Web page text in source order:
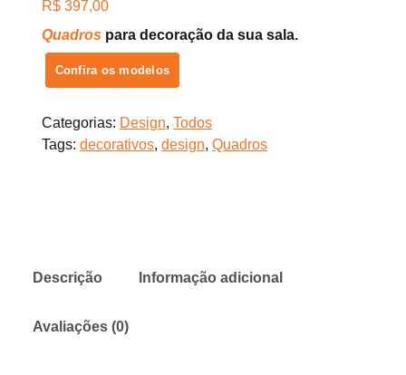
R$ 397,00
Quadros para decoração da sua sala.
Confira os modelos
Categorias: Design, Todos
Tags: decorativos, design, Quadros
Descrição Informação adicional
Avaliações (0)